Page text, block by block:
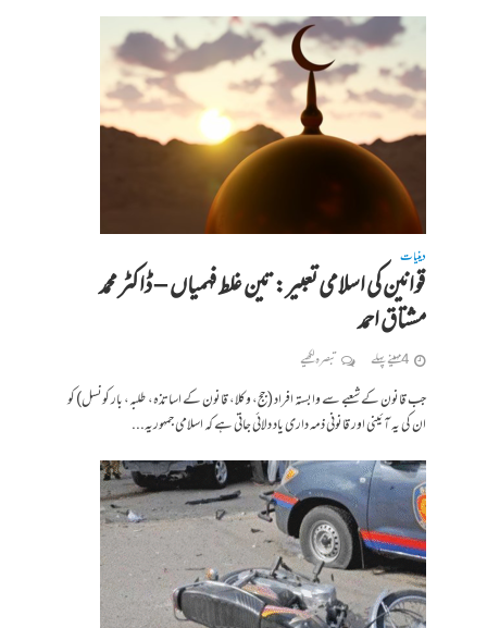
دینیات
قوانین کی اسلامی تعبیر: تین غلط فہمیاں – ڈاکٹر محمد
مشتاق احمد
4 مہینے پہلے تبصرہ لکھیے
جب قانون کے شعبے سے وابستہ افراد (جج، وکلا، قانون کے اساتذہ، طلبہ، بار کونسل) کو
ان کی یہ آئینی اور قانونی ذمہ داری یاد دلائی جاتی ہے کہ اسلامی جمہوریہ...